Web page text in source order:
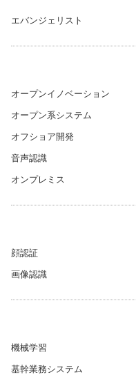
エバンジェリスト
オープンイノベーション
オープン系システム
オフショア開発
音声認識
オンプレミス
顔認証
画像認識
機械学習
基幹業務システム